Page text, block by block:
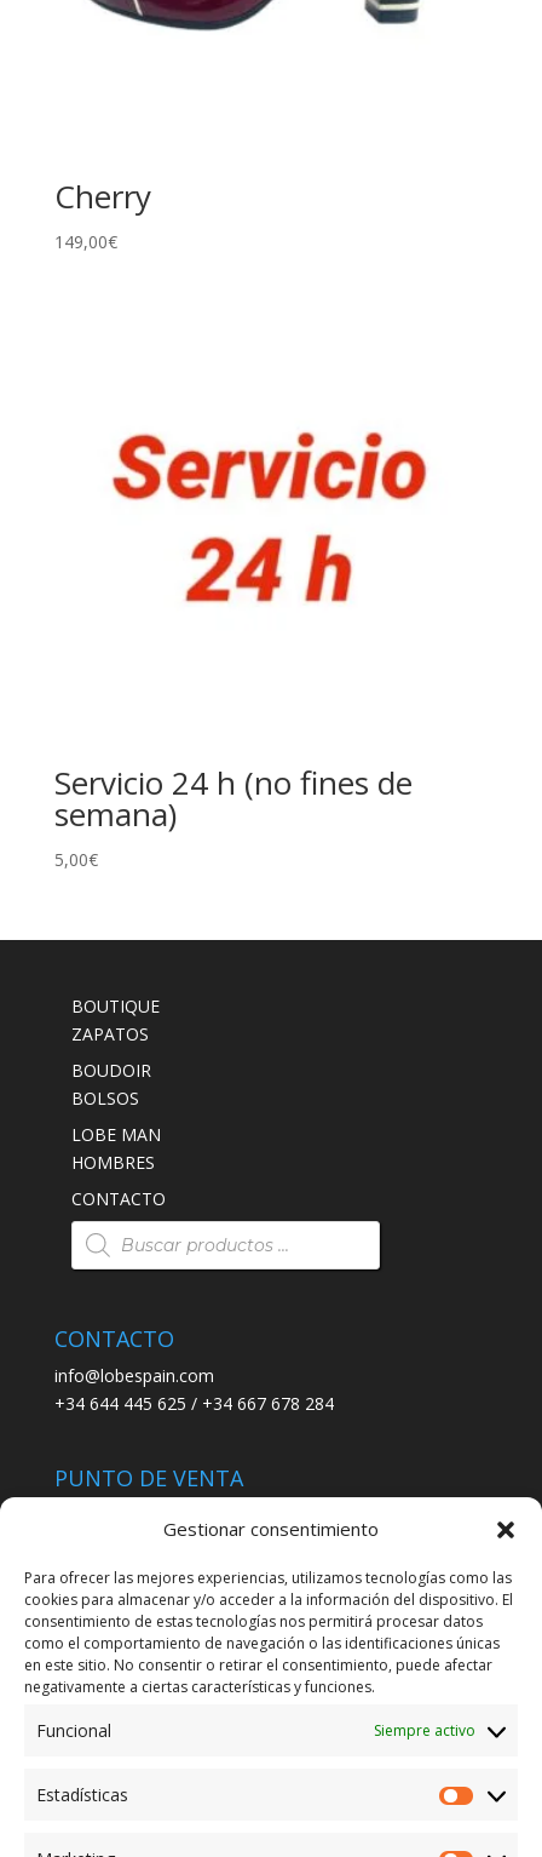
Gestionar consentimiento
Para ofrecer las mejores experiencias, utilizamos tecnologías como las
cookies para almacenar y/o acceder a la información del dispositivo. El
consentimiento de estas tecnologías nos permitirá procesar datos
como el comportamiento de navegación o las identificaciones únicas
en este sitio. No consentir o retirar el consentimiento, puede afectar
negativamente a ciertas características y funciones.
Funcional Siempre activo
Estadísticas
Cherry
149,00€
Servicio 24 h (no fines de
semana)
5,00€
BOUTIQUE
ZAPATOS
BOUDOIR
BOLSOS
LOBE MAN
HOMBRES
CONTACTO
Búsqueda
de
productos
CONTACTO
info@lobespain.com
+34 644 445 625 / +34 667 678 284
PUNTO DE VENTA
C/ San José 6, 11004 Cádiz
LEGAL
POLÍTICA DE ENVÍO
TERMINOS Y CONDICIONES